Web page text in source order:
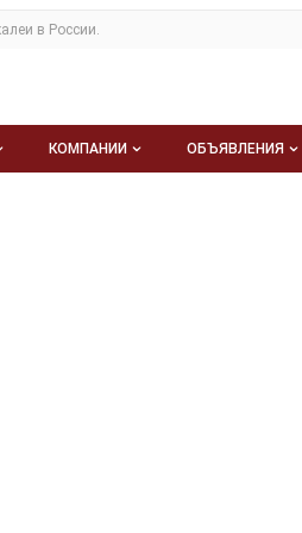
по сайту vbakalee.ru
в России.
сайта vbakalee.ru
КОМПАНИИ ОБЪЯВЛЕНИЯ
горной соли